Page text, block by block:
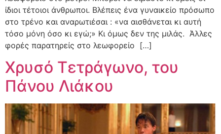
ίδιοι τέτοιοι άνθρωποι. Βλέπεις ένα γυναικείο πρόσωπο
στο τρένο και αναρωτιέσαι : «να αισθάνεται κι αυτή
τόσο μόνη όσο κι εγώ;» Κι όμως δεν της μιλάς. Άλλες
φορές παρατηρείς στο λεωφορείο […]
Χρυσό Τετράγωνο, του
Πάνου Λιάκου